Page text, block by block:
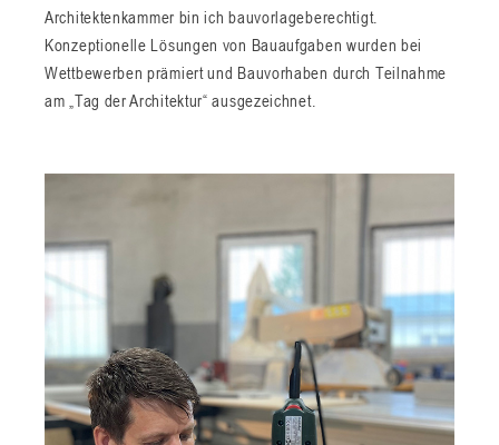
Architektenkammer bin ich bauvorlageberechtigt.
Konzeptionelle Lösungen von Bauaufgaben wurden bei
Wettbewerben prämiert und Bauvorhaben durch Teilnahme
am „Tag der Architektur“ ausgezeichnet.